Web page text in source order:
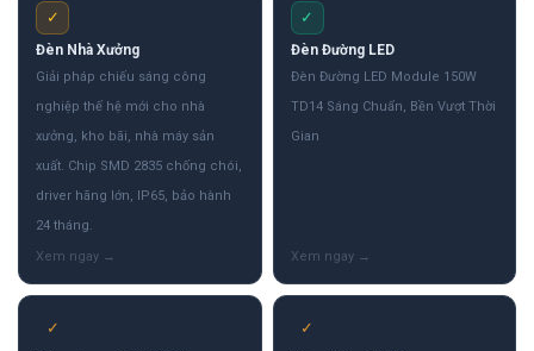
✓
Đèn Nhà Xưởng
Giải pháp chiếu sáng công
nghiệp thế hệ mới cho nhà
xưởng, kho bãi, nhà máy sản
xuất. Chip SMD 2835 chống chói,
driver hãng lớn, IP65, bảo hành
24 tháng.
✓
Đèn Đường LED
Đèn Đường LED Module 150W
TD14 Sáng Chuẩn, Bền Vượt Thời
Gian
✓ ✓